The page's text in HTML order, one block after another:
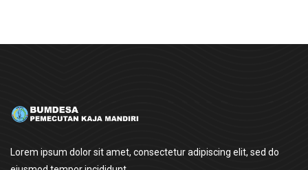
Lorem ipsum dolor sit amet, consectetur adipiscing elit, sed do